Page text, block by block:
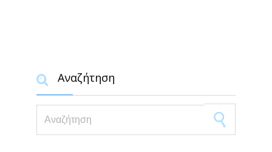
 Αναζήτηση